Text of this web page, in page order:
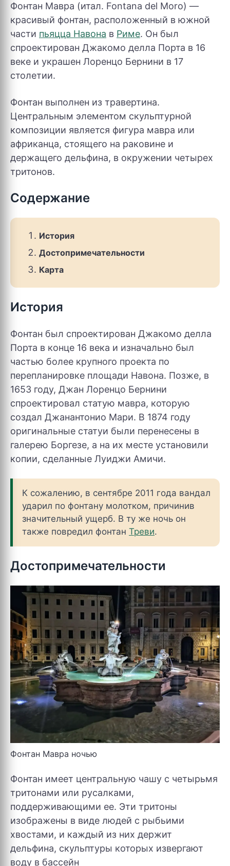
Фонтан Мавра (итал. Fontana del Moro) —
красивый фонтан, расположенный в южной
части пьяцца Навона в Риме. Он был
спроектирован Джакомо делла Порта в 16
веке и украшен Лоренцо Бернини в 17
столетии.
Фонтан выполнен из травертина.
Центральным элементом скульптурной
композиции является фигура мавра или
африканца, стоящего на раковине и
держащего дельфина, в окружении четырех
тритонов.
Содержание
История
Достопримечательности
Карта
История
Фонтан был спроектирован Джакомо делла
Порта в конце 16 века и изначально был
частью более крупного проекта по
перепланировке площади Навона. Позже, в
1653 году, Джан Лоренцо Бернини
спроектировал статую мавра, которую
создал Джанантонио Мари. В 1874 году
оригинальные статуи были перенесены в
галерею Боргезе, а на их месте установили
копии, сделанные Луиджи Амичи.
К сожалению, в сентябре 2011 года вандал
ударил по фонтану молотком, причинив
значительный ущерб. В ту же ночь он
также повредил фонтан Треви.
Достопримечательности
Фонтан Мавра ночью
Фонтан имеет центральную чашу с четырьмя
тритонами или русалками,
поддерживающими ее. Эти тритоны
изображены в виде людей с рыбьими
хвостами, и каждый из них держит
дельфина, скульптуры которых извергают
воду в бассейн